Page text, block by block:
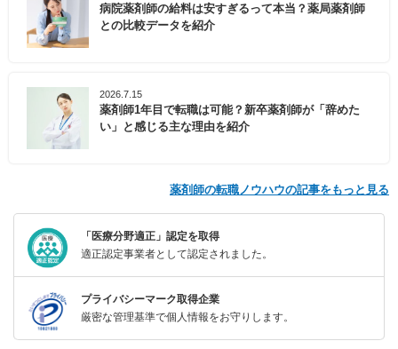
病院薬剤師の給料は安すぎるって本当？薬局薬剤師
との比較データを紹介
2026.7.15
薬剤師1年目で転職は可能？新卒薬剤師が「辞めた
い」と感じる主な理由を紹介
薬剤師の転職ノウハウの記事をもっと見る
「医療分野適正」認定を取得
適正認定事業者として認定されました。
プライバシーマーク取得企業
厳密な管理基準で個人情報をお守りします。